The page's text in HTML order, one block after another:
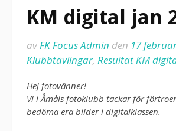
KM digital jan
avFK Focus Admin den 17
Klubbtävlingar, Resultat KM
Hej fotovänner!
Vi i Åmåls fotoklubb tackar för
bedöma era bilder i digitalklassen.